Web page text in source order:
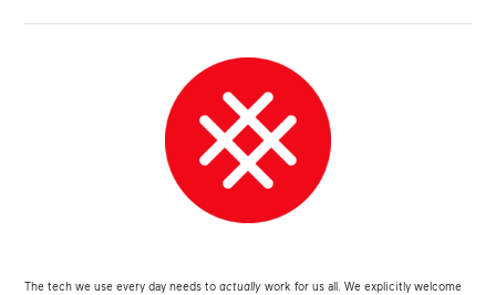
The tech we use every day needs toactually work for us all. We explicitly welcome